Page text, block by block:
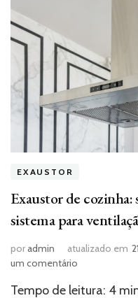
EXAUSTOR
Exaustor de
sistema para
poradmin atualizado em
um comentário
de
Tempo de leitura: 4